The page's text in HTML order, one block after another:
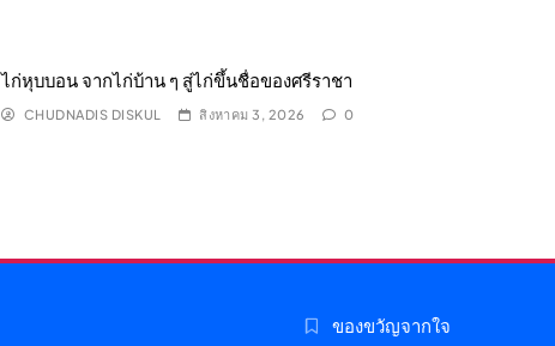
ไก่หุบบอน จากไก่บ้าน ๆ สู่ไก่ขึ้นชื่อของศรีราชา
CHUDNADIS DISKUL สิงหาคม 3, 2026 0
ของขวัญจากใจ